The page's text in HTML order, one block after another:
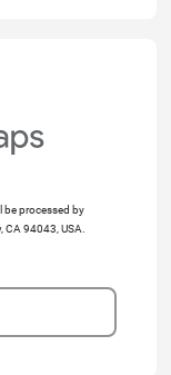
be processed by
94043, USA.